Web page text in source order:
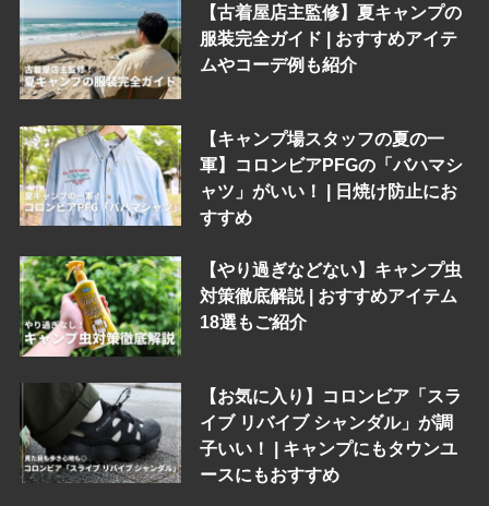
【古着屋店主監修】夏キャンプの
服装完全ガイド | おすすめアイテ
ムやコーデ例も紹介
【キャンプ場スタッフの夏の一
軍】コロンビアPFGの「バハマシ
ャツ」がいい！ | 日焼け防止にお
すすめ
【やり過ぎなどない】キャンプ虫
対策徹底解説 | おすすめアイテム
18選もご紹介
【お気に入り】コロンビア「スラ
イブ リバイブ シャンダル」が調
子いい！ | キャンプにもタウンユ
ースにもおすすめ